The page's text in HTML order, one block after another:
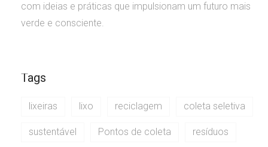
com ideias e práticas que impulsionam um futuro mais
verde e consciente.
Tags
lixeiras lixo reciclagem coleta seletiva
sustentável Pontos de coleta resíduos